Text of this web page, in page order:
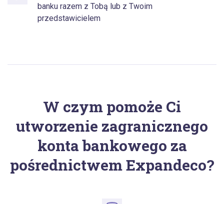
banku razem z Tobą lub z Twoim
przedstawicielem
W czym pomoże Ci
utworzenie zagranicznego
konta bankowego za
pośrednictwem Expandeco?